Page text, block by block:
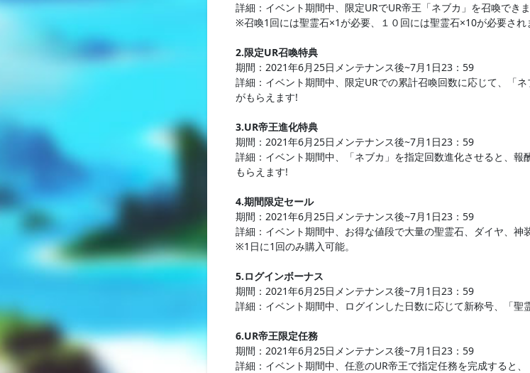
詳細：イベント期間中、限定URでUR帝王「ネブカ」を召喚でき
※召喚1回には聖霊石×1が必要、１０回には聖霊石×10が必要され
2.限定UR召喚特典
期間：2021年6月25日メンテナンス後~7月1日23：59
詳細：イベント期間中、限定URでの累計召喚回数に応じて、「
がもらえます!
3.UR帝王進化特典
期間：2021年6月25日メンテナンス後~7月1日23：59
詳細：イベント期間中、「ネブカ」を指定回数進化させると、報
もらえます!
4.期間限定セール
期間：2021年6月25日メンテナンス後~7月1日23：59
詳細：イベント期間中、お得な値段で大量の聖霊石、ダイヤ、神
※1日に1回のみ購入可能。
5.ログインボーナス
期間：2021年6月25日メンテナンス後~7月1日23：59
詳細：イベント期間中、ログインした日数に応じて新称号、「聖
6.UR帝王限定任務
期間：2021年6月25日メンテナンス後~7月1日23：59
詳細：イベント期間中、任意のUR帝王で指定任務を完成すると